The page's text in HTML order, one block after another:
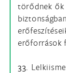
törődnek
erőforrások
33.